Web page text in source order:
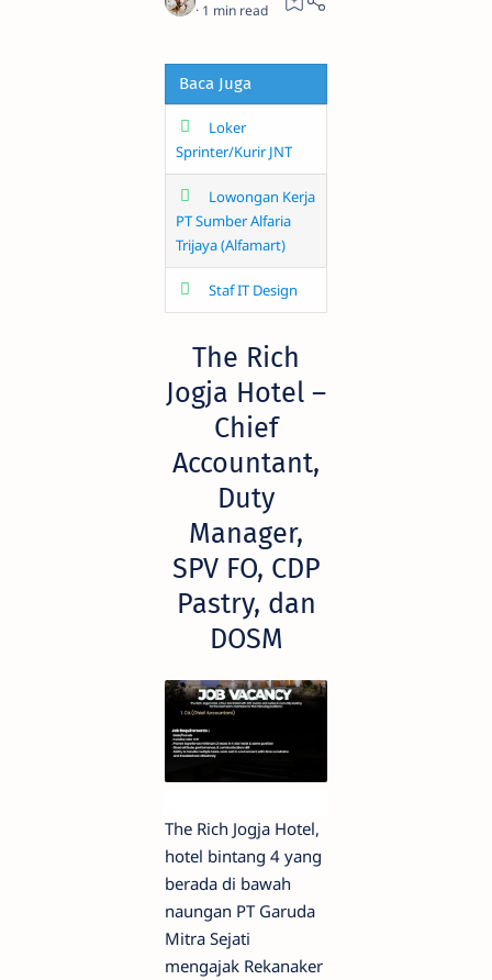
1
Baca Juga
Loker
Sprinter/Kurir JNT
Lowongan Kerja
PT Sumber Alfaria
Trijaya (Alfamart)
Staf IT Design
The Rich
Jogja Hotel –
Chief
Accountant,
Duty
Manager,
SPV FO, CDP
Pastry, dan
DOSM
The Rich Jogja Hotel,
hotel bintang 4 yang
berada di bawah
naungan PT Garuda
Mitra Sejati
mengajak Rekanaker